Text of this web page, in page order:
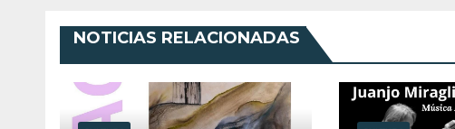
NOTICIAS RELACIONADAS